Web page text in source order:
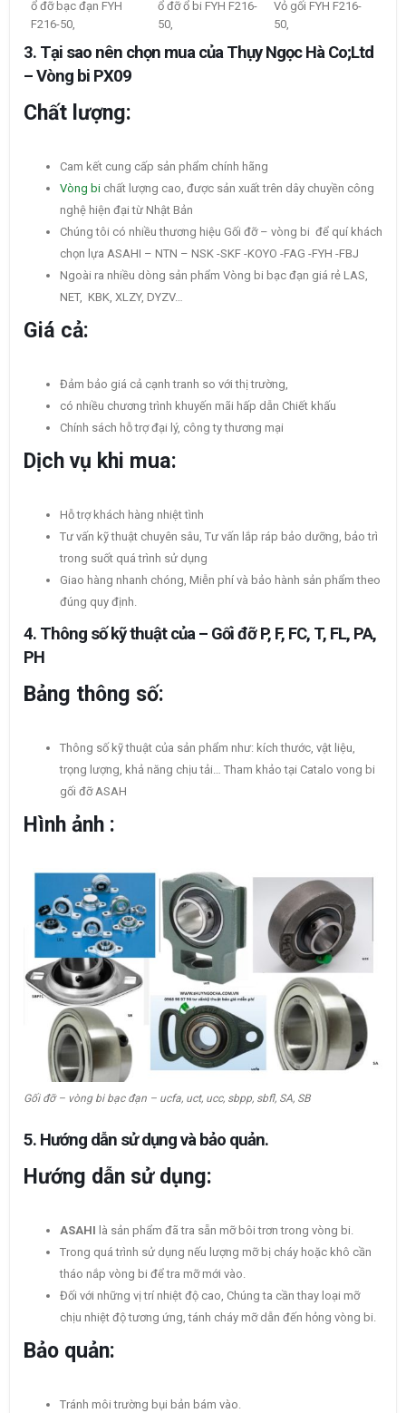
ổ đỡ bạc đạn FYH
F216-50,
ổ đỡ ổ bi FYH F216-
50,
Vỏ gối FYH F216-
50,
3. Tại sao nên chọn mua của Thụy Ngọc Hà Co;Ltd
– Vòng bi PX09
Chất lượng:
Cam kết cung cấp sản phẩm chính hãng
Vòng bi chất lượng cao, được sản xuất trên dây chuyền công
nghệ hiện đại từ Nhật Bản
Chúng tôi có nhiều thương hiệu Gối đỡ – vòng bi để quí khách
chọn lựa ASAHI – NTN – NSK -SKF -KOYO -FAG -FYH -FBJ
Ngoài ra nhiều dòng sản phẩm Vòng bi bạc đạn giá rẻ LAS,
NET, KBK, XLZY, DYZV…
Giá cả:
Đảm bảo giá cả cạnh tranh so với thị trường,
có nhiều chương trình khuyến mãi hấp dẫn Chiết khấu
Chính sách hỗ trợ đại lý, công ty thương mại
Dịch vụ khi mua:
Hỗ trợ khách hàng nhiệt tình
Tư vấn kỹ thuật chuyên sâu, Tư vấn lắp ráp bảo dưỡng, bảo trì
trong suốt quá trình sử dụng
Giao hàng nhanh chóng, Miễn phí và bảo hành sản phẩm theo
đúng quy định.
4. Thông số kỹ thuật của – Gối đỡ P, F, FC, T, FL, PA,
PH
Bảng thông số:
Thông số kỹ thuật của sản phẩm như: kích thước, vật liệu,
trọng lượng, khả năng chịu tải… Tham khảo tại Catalo vong bi
gối đỡ ASAH
Hình ảnh :
Gối đỡ – vòng bi bạc đạn – ucfa, uct, ucc, sbpp, sbfl, SA, SB
5. Hướng dẫn sử dụng và bảo quản.
Hướng dẫn sử dụng:
ASAHI là sản phẩm đã tra sẵn mỡ bôi trơn trong vòng bi.
Trong quá trình sử dụng nếu lượng mỡ bị cháy hoặc khô cần
tháo nắp vòng bi để tra mỡ mới vào.
Đối với những vị trí nhiệt độ cao, Chúng ta cần thay loại mỡ
chịu nhiệt độ tương ứng, tánh cháy mỡ dẫn đến hỏng vòng bi.
Bảo quản:
Tránh môi trường bụi bản bám vào.